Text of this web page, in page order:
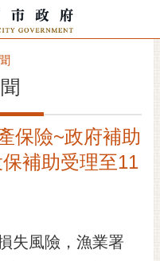
保險~政府補助
補助受理至11
風險，漁業署